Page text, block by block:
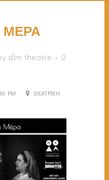
ΜΕΡΑ
dim theatre
0
PM
ΘΕΑΤΡΙΚΗ